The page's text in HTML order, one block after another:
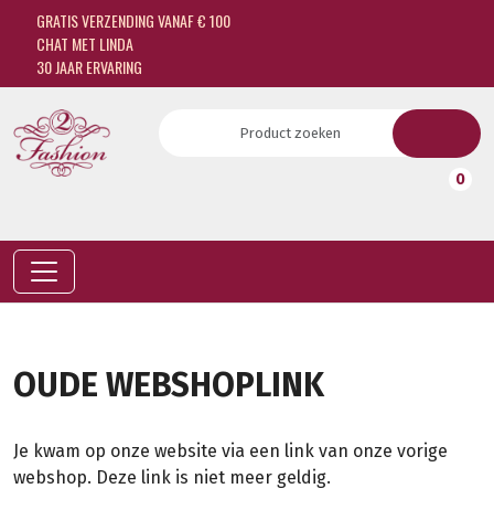
GRATIS VERZENDING VANAF € 100
CHAT MET LINDA
30 JAAR ERVARING
0
OUDE WEBSHOPLINK
Je kwam op onze website via een link van onze vorige
webshop. Deze link is niet meer geldig.